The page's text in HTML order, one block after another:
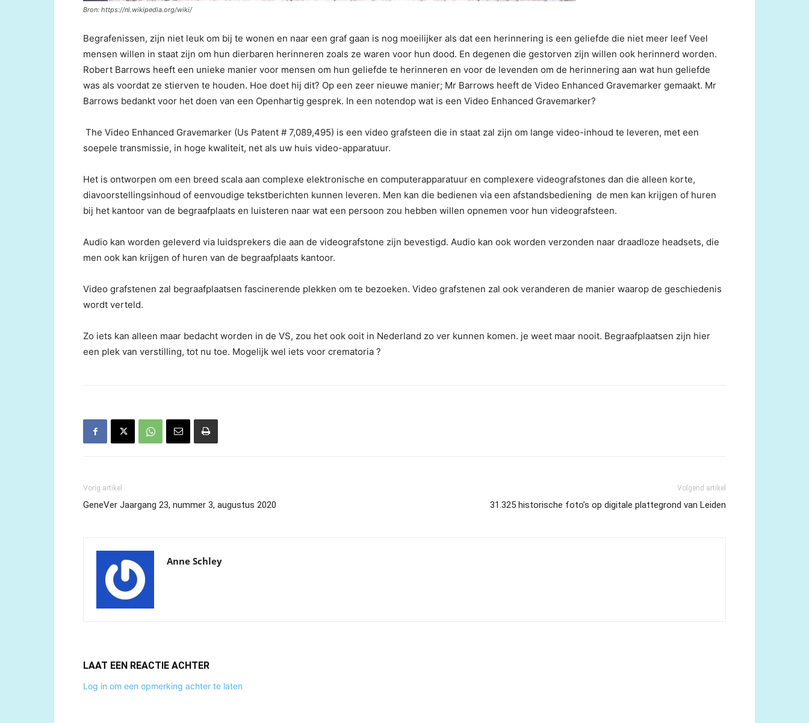
Bron: https://nl.wikipedia.org/wiki/
Begrafenissen, zijn niet leuk om bij te wonen en naar een graf gaan is nog moeilijker als dat een herinnering is een geliefde die niet meer leef Veel
mensen willen in staat zijn om hun dierbaren herinneren zoals ze waren voor hun dood. En degenen die gestorven zijn willen ook herinnerd worden.
Robert Barrows heeft een unieke manier voor mensen om hun geliefde te herinneren en voor de levenden om de herinnering aan wat hun geliefde
was als voordat ze stierven te houden. Hoe doet hij dit? Op een zeer nieuwe manier; Mr Barrows heeft de Video Enhanced Gravemarker gemaakt. Mr
Barrows bedankt voor het doen van een Openhartig gesprek. In een notendop wat is een Video Enhanced Gravemarker?
The Video Enhanced Gravemarker (Us Patent # 7,089,495) is een video grafsteen die in staat zal zijn om lange video-inhoud te leveren, met een
soepele transmissie, in hoge kwaliteit, net als uw huis video-apparatuur.
Het is ontworpen om een breed scala aan complexe elektronische en computerapparatuur en complexere videografstones dan die alleen korte,
diavoorstellingsinhoud of eenvoudige tekstberichten kunnen leveren. Men kan die bedienen via een afstandsbediening de men kan krijgen of huren
bij het kantoor van de begraafplaats en luisteren naar wat een persoon zou hebben willen opnemen voor hun videografsteen.
Audio kan worden geleverd via luidsprekers die aan de videografstone zijn bevestigd. Audio kan ook worden verzonden naar draadloze headsets, die
men ook kan krijgen of huren van de begraafplaats kantoor.
Video grafstenen zal begraafplaatsen fascinerende plekken om te bezoeken. Video grafstenen zal ook veranderen de manier waarop de geschiedenis
wordt verteld.
Zo iets kan alleen maar bedacht worden in de VS, zou het ook ooit in Nederland zo ver kunnen komen. je weet maar nooit. Begraafplaatsen zijn hier
een plek van verstilling, tot nu toe. Mogelijk wel iets voor crematoria ?
Vorig artikel
GeneVer Jaargang 23, nummer 3, augustus 2020
Volgend artikel
31.325 historische foto’s op digitale plattegrond van Leiden
Anne Schley
LAAT EEN REACTIE ACHTER
Log in om een opmerking achter te laten